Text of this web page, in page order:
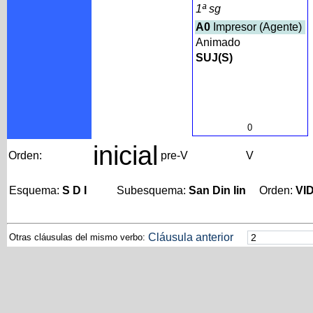
1ª sg
A0Impresor (Agente)
Animado
SUJ(S)
0
Orden: inicial pre-V V
Esquema: S D I Subesquema: San Din Iin Orden:
Otras cláusulas del mismo verbo: Cláusula anterior